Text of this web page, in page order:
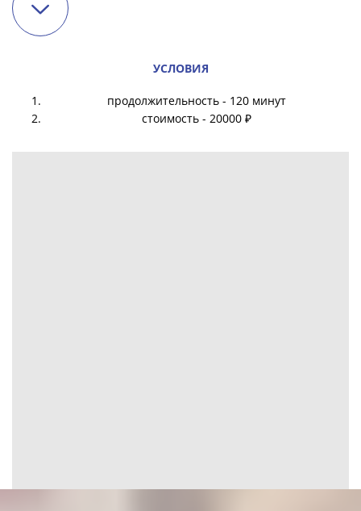
УСЛОВИЯ
продолжительность - 120 минут
стоимость - 20000 ₽